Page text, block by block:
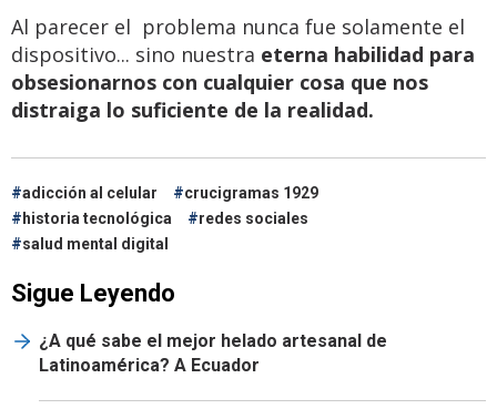
Al parecer el problema nunca fue solamente el
dispositivo... sino nuestra eterna habilidad para
obsesionarnos con cualquier cosa que nos
distraiga lo suficiente de la realidad.
adicción al celular
crucigramas 1929
historia tecnológica
redes sociales
salud mental digital
Sigue Leyendo
¿A qué sabe el mejor helado artesanal de
Latinoamérica? A Ecuador